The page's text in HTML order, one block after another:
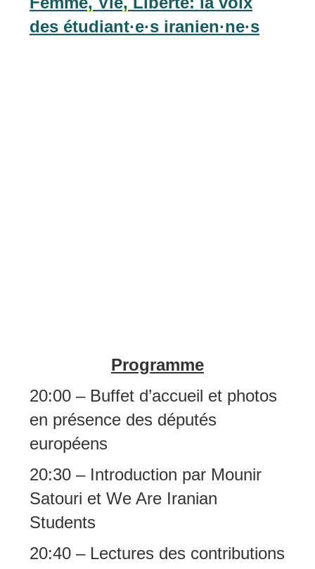
des étudiant·e·s iranien·ne·s
Programme
20:00 – Buffet d’accueil et photos
en présence des députés
européens
20:30 – Introduction par Mounir
Satouri et We Are Iranian
Students
20:40 – Lectures des contributions